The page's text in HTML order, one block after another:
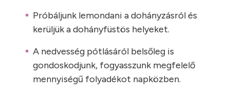
Próbáljunk lemondani a dohányzásról és
kerüljük a dohányfüstös helyeket.
A nedvesség pótlásáról belsőleg is
gondoskodjunk, fogyasszunk megfelelő
mennyiségű folyadékot napközben.